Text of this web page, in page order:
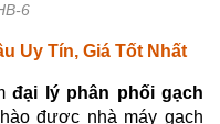
6
Uy Tín, Giá Tốt Nhất
đại lý phân phối gạch
được nhà máy gạch